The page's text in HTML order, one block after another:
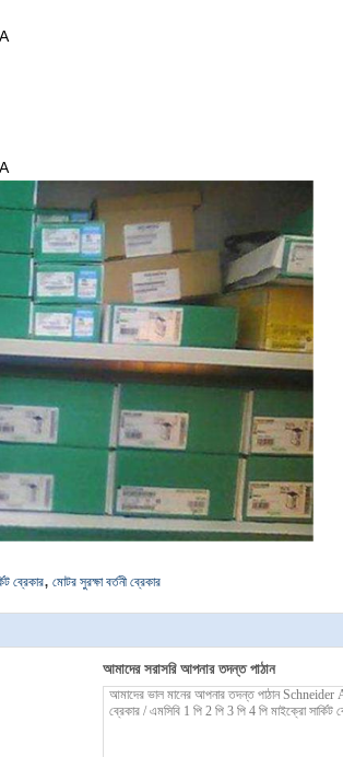
ব্রেকার, মোটর সুরক্ষা বর্তনী ব্রেকার
আমাদের সরাসরি আপনার তদন্ত পাঠান